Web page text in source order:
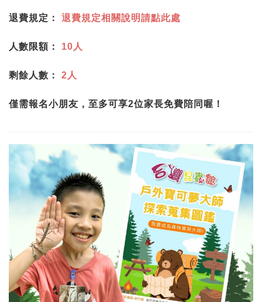
退費規定： 退費規定相關說明請點此處
人數限額： 10人
剩餘人數： 2人
僅需報名小朋友，至多可享2位家長免費陪同喔！